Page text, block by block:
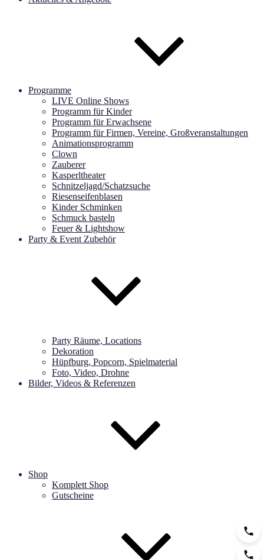
Programme
LIVE Online Shows
Programm für Kinder
Programm für Erwachsene
Programm für Firmen, Vereine, Großveranstaltungen
Animationsprogramm
Clown
Zauberer
Kasperltheater
Schnitzeljagd/Schatzsuche
Riesenseifenblasen
Kinder Schminken
Schmuck basteln
Feuer & Lightshow
Party & Event Zubehör
Party Räume, Locations
Dekoration
Hüpfburg, Popcorn, Spielmaterial
Foto, Video, Drohne
Bilder, Videos & Referenzen
Shop
Komplett Shop
Gutscheine